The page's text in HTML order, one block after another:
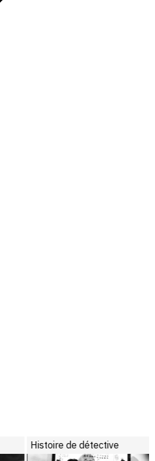
Histoire de détective